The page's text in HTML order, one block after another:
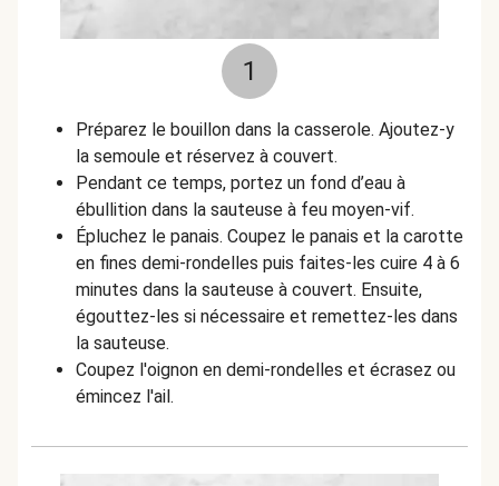
1
Préparez le bouillon dans la casserole. Ajoutez-y
la semoule et réservez à couvert.
Pendant ce temps, portez un fond d’eau à
ébullition dans la sauteuse à feu moyen-vif.
Épluchez le panais. Coupez le panais et la carotte
en fines demi-rondelles puis faites-les cuire 4 à 6
minutes dans la sauteuse à couvert. Ensuite,
égouttez-les si nécessaire et remettez-les dans
la sauteuse.
Coupez l'oignon en demi-rondelles et écrasez ou
émincez l'ail.